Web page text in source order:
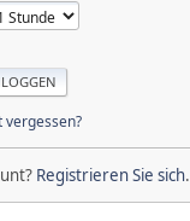
vergessen?
Registrieren Sie sich.